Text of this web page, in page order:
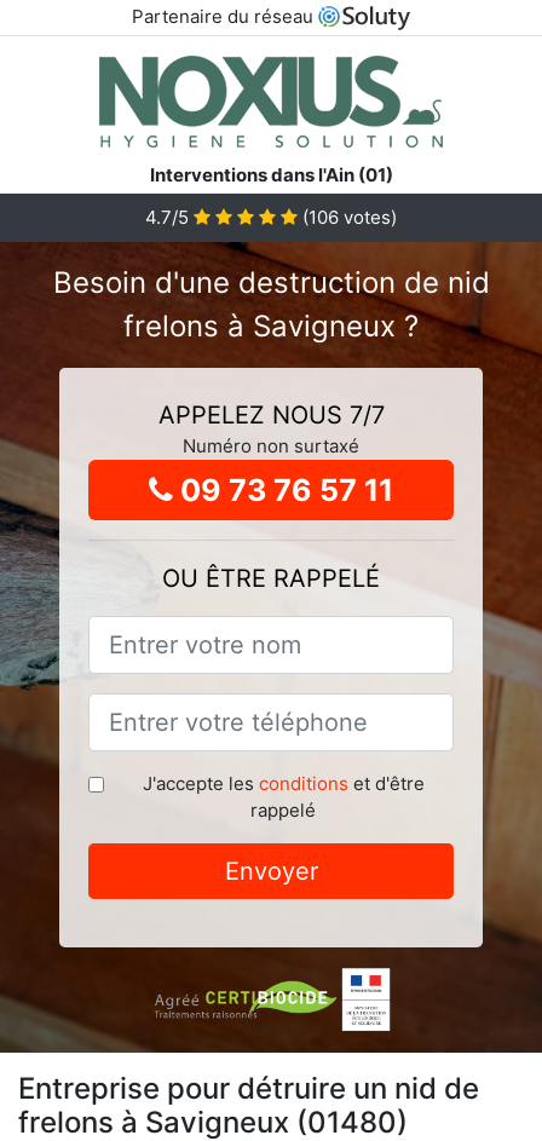
Partenaire du réseau
Interventions dans l'Ain (01)
4.7/5 (106 votes)
Besoin d'une destruction de nid
frelons à Savigneux ?
APPELEZ NOUS 7/7
Numéro non surtaxé
09 73 76 57 11
OU ÊTRE RAPPELÉ
J'accepte les conditions et d'être
rappelé
Envoyer
Entreprise pour détruire un nid de
frelons à Savigneux (01480)